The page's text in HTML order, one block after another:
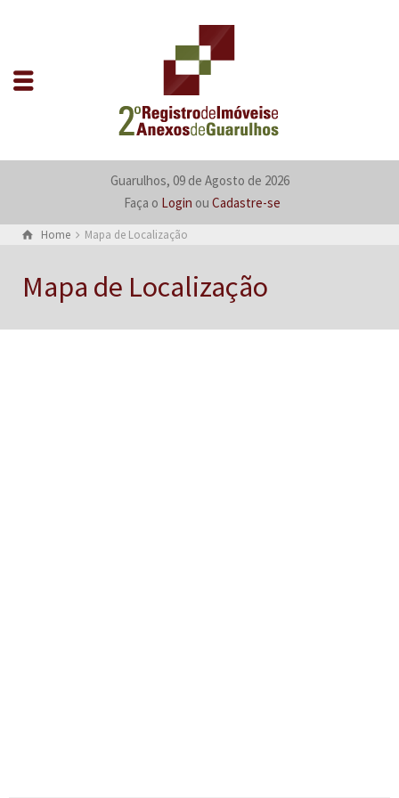
Guarulhos, 09 de Agosto de 2026
Faça o Login ou Cadastre-se
Home Mapa de Localização
Mapa de Localização